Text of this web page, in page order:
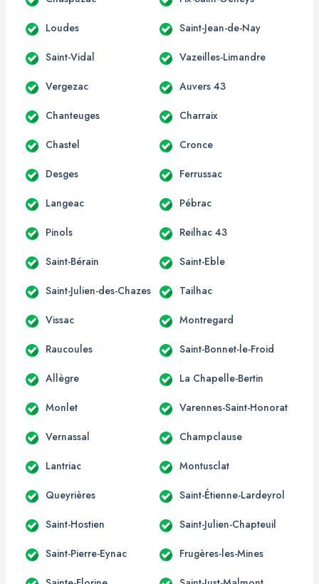
Loudes Saint-Jean-de-Nay
Saint-Vidal Vazeilles-Limandre
Vergezac Auvers 43
Chanteuges Charraix
Chastel Cronce
Desges Ferrussac
Langeac Pébrac
Pinols Reilhac 43
Saint-Bérain Saint-Eble
Saint-Julien-des-Chazes Tailhac
Vissac Montregard
Raucoules Saint-Bonnet-le-Froid
Allègre La Chapelle-Bertin
Monlet Varennes-Saint-Honorat
Vernassal Champclause
Lantriac Montusclat
Queyrières Saint-Étienne-Lardeyrol
Saint-Hostien Saint-Julien-Chapteuil
Saint-Pierre-Eynac Frugères-les-Mines